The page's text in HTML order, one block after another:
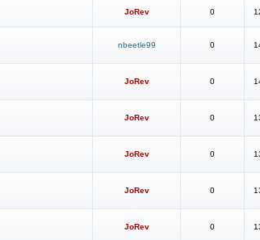
JoRev 0
nbeetle99 0
JoRev 0
JoRev 0
JoRev 0
JoRev 0
JoRev 0